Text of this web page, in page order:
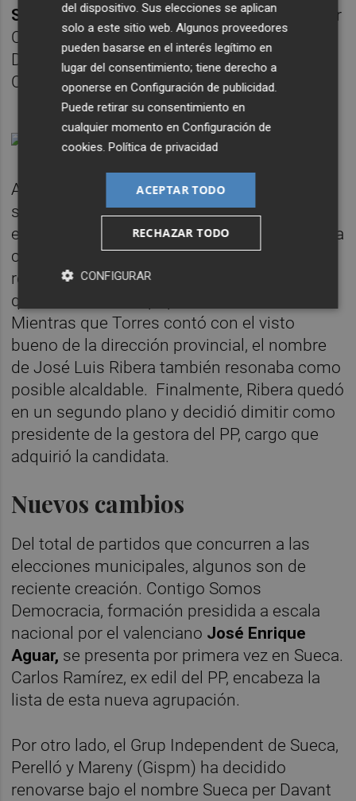
Sáez
por Sueca per Davant,Celia Beltrán
por
Ciudadanos,Pau Codinapor Unió
Democràtica del Poble y
Carlos Ramírez
Contigo Somos Democracia.
Así, Vázquez repite pese a la reprimenda de
su partido en los anteriores comicios. Y no
es la única figura que ha desencadenado una
crisis interna en la formación que
representa. En su caso, fue Carolina Torres
quien dividió a los populares en Sueca.
Mientras que Torres contó con el visto
bueno de la dirección provincial, el nombre
de José Luis Ribera también resonaba como
posible alcaldable. Finalmente, Ribera quedó
en un segundo plano y decidió dimitir como
presidente de la gestora del PP, cargo que
adquirió la candidata.
Nuevos cambios
Del total de partidos que concurren a las
elecciones municipales, algunos son de
reciente creación. Contigo Somos
Democracia, formación presidida a escala
nacional por el valenciano José Enrique
Aguar, se presenta por primera vez en Sueca.
Carlos Ramírez, ex edil del PP, encabeza la
lista de esta nueva agrupación.
Por otro lado, el Grup Independent de Sueca,
Perelló y Mareny (Gispm) ha decidido
renovarse bajo el nombre Sueca per Davant
del dispositivo. Sus elecciones se aplican
solo a este sitio web. Algunos proveedores
pueden basarse en el interés legítimo en
lugar del consentimiento; tiene derecho a
oponerse enConfiguración de publicidad
Puede retirar su consentimiento en
cualquier momento enConfiguración de
cookies .Política de privacidad
ACEPTAR TODO
RECHAZAR TODO
CONFIGURAR